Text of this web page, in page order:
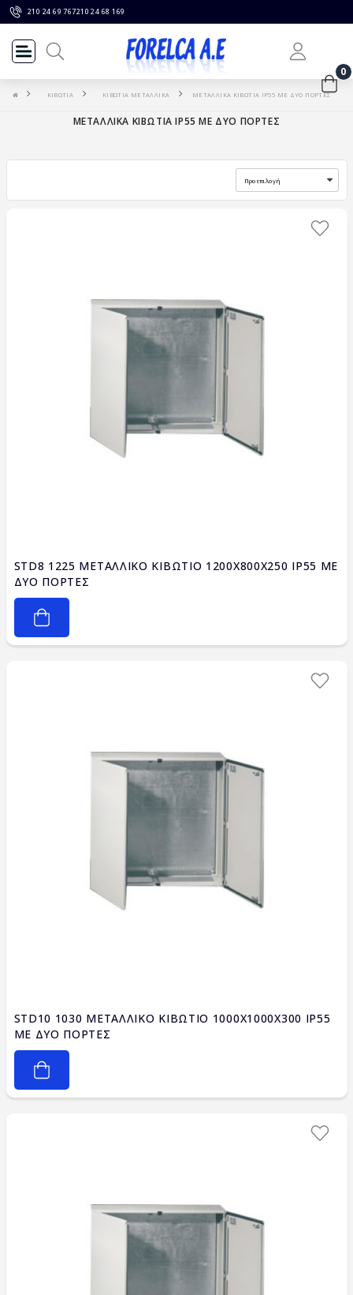
210 24 69 767210 24 68 169
0
ΚΙΒΩΤΙΑ ΚΙΒΩΤΙΑ ΜΕΤΑΛΛΙΚΑ ΜΕΤΑΛΛΙΚΑ ΚΙΒΩΤΙΑ IP55 ΜΕ ΔΥΟ ΠΟΡΤΕΣ
ΜΕΤΑΛΛΙΚΑ ΚΙΒΩΤΙΑ IP55 ΜΕ ΔΥΟ ΠΟΡΤΕΣ
STD8 1225 ΜΕΤΑΛΛΙΚΟ ΚΙΒΩΤΙΟ 1200X800X250 IP55 ΜΕ
ΔΥΟ ΠΟΡΤΕΣ
STD10 1030 ΜΕΤΑΛΛΙΚΟ ΚΙΒΩΤΙΟ 1000X1000X300 IP55
ΜΕ ΔΥΟ ΠΟΡΤΕΣ